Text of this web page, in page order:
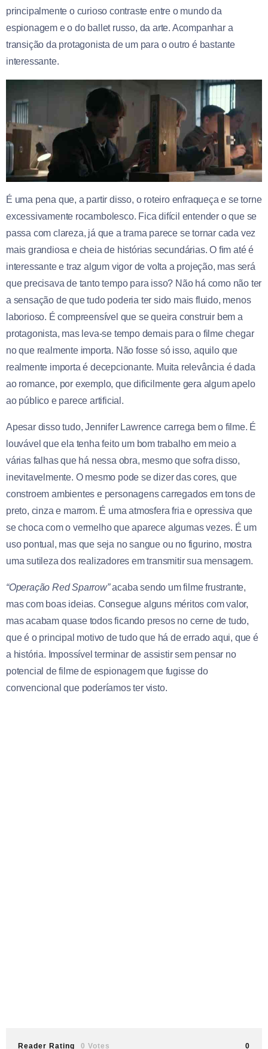
principalmente o curioso contraste entre o mundo da
espionagem e o do ballet russo, da arte. Acompanhar a
transição da protagonista de um para o outro é bastante
interessante.
É uma pena que, a partir disso, o roteiro enfraqueça e se torne
excessivamente rocambolesco. Fica difícil entender o que se
passa com clareza, já que a trama parece se tornar cada vez
mais grandiosa e cheia de histórias secundárias. O fim até é
interessante e traz algum vigor de volta a projeção, mas será
que precisava de tanto tempo para isso? Não há como não ter
a sensação de que tudo poderia ter sido mais fluido, menos
laborioso. É compreensível que se queira construir bem a
protagonista, mas leva-se tempo demais para o filme chegar
no que realmente importa. Não fosse só isso, aquilo que
realmente importa é decepcionante. Muita relevância é dada
ao romance, por exemplo, que dificilmente gera algum apelo
ao público e parece artificial.
Apesar disso tudo, Jennifer Lawrence carrega bem o filme. É
louvável que ela tenha feito um bom trabalho em meio a
várias falhas que há nessa obra, mesmo que sofra disso,
inevitavelmente. O mesmo pode se dizer das cores, que
constroem ambientes e personagens carregados em tons de
preto, cinza e marrom. É uma atmosfera fria e opressiva que
se choca com o vermelho que aparece algumas vezes. É um
uso pontual, mas que seja no sangue ou no figurino, mostra
uma sutileza dos realizadores em transmitir sua mensagem.
“Operação Red Sparrow” acaba sendo um filme frustrante,
mas com boas ideias. Consegue alguns méritos com valor,
mas acabam quase todos ficando presos no cerne de tudo,
que é o principal motivo de tudo que há de errado aqui, que é
a história. Impossível terminar de assistir sem pensar no
potencial de filme de espionagem que fugisse do
convencional que poderíamos ter visto.
Reader Rating 0 Votes 0